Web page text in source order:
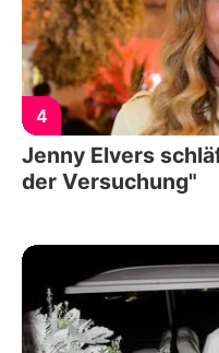
4
Jenny Elvers
der Versuchung"